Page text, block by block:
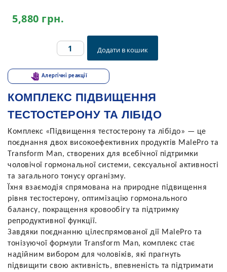
5,880 грн.
Комплекс
підвищення
тестостерону
та
лібідо
quantity
Додати в кошик
Алергічні реакції
КОМПЛЕКС ПІДВИЩЕННЯ
ТЕСТОСТЕРОНУ ТА ЛІБІДО
Комплекс «Підвищення тестостерону та лібідо» — це
поєднання двох високоефективних продуктів MalePro та
Transform Man, створених для всебічної підтримки
чоловічої гормональної системи, сексуальної активності
та загального тонусу організму.
Їхня взаємодія спрямована на природне підвищення
рівня тестостерону, оптимізацію гормонального
балансу, покращення кровообігу та підтримку
репродуктивної функції.
Завдяки поєднанню цілеспрямованої дії MalePro та
тонізуючої формули Transform Man, комплекс стає
надійним вибором для чоловіків, які прагнуть
підвищити свою активність, впевненість та підтримати